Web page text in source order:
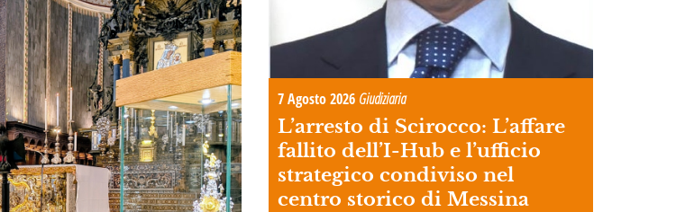
7 Agosto 2026 Giudiziaria
L’arresto di Scirocco: L’affare
fallito dell’I-Hub e l’ufficio
strategico condiviso nel
centro storico di Messina